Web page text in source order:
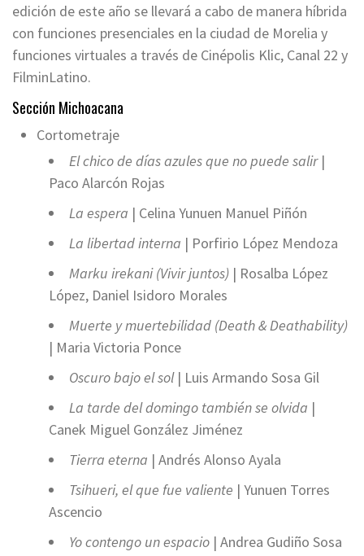
edición de este año se llevará a cabo de manera híbrida
con funciones presenciales en la ciudad de Morelia y
funciones virtuales a través de Cinépolis Klic, Canal 22 y
FilminLatino.
Sección Michoacana
Cortometraje
El chico de días azules que no puede salir|
Paco Alarcón Rojas
La espera | Celina Yunuen Manuel Piñón
La libertad interna | Porfirio López Mendoza
Marku irekani (Vivir juntos) | Rosalba López
López, Daniel Isidoro Morales
Muerte y muertebilidad (Death & Deathability)
| Maria Victoria Ponce
Oscuro bajo el sol | Luis Armando Sosa Gil
La tarde del domingo también se olvida |
Canek Miguel González Jiménez
Tierra eterna | Andrés Alonso Ayala
Tsihueri, el que fue valiente | Yunuen Torres
Ascencio
Yo contengo un espacio | Andrea Gudiño Sosa